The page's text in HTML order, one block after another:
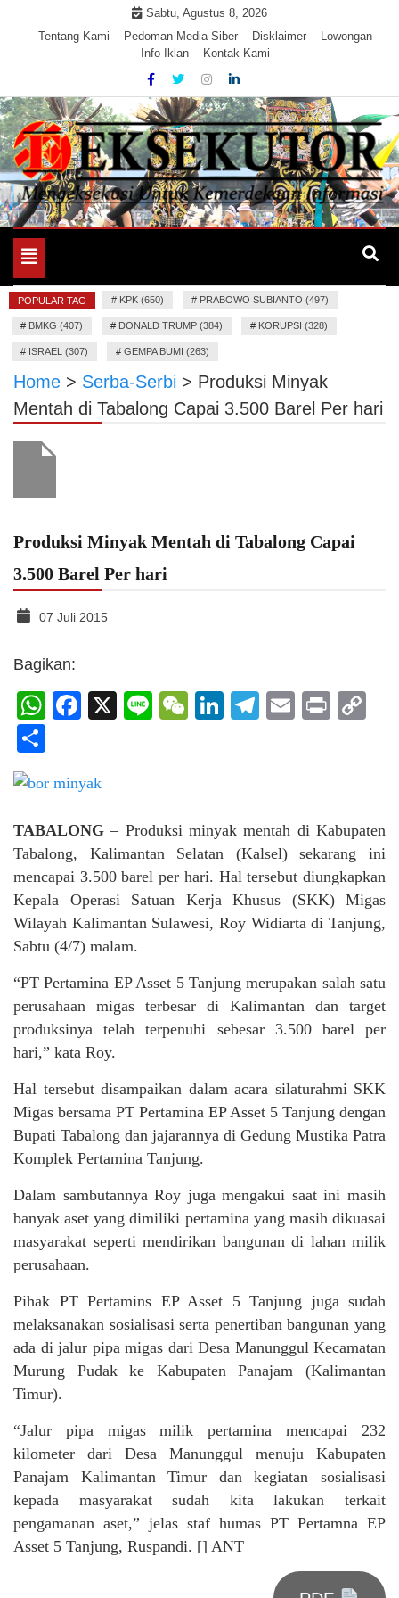
Sabtu, Agustus 8, 2026
Tentang Kami
Pedoman Media Siber Disklaimer
Lowongan
Info Iklan
Kontak Kami
EKSEKUTOR
Mengeksekusi Berita Untuk Kemerdekaan dan Keadilan
Toggle
navigation
POPULAR TAG # KPK (650) # PRABOWO SUBIANTO (497)
# BMKG (407) # DONALD TRUMP (384) # KORUPSI (328)
# ISRAEL (307) # GEMPA BUMI (263)
Home > Serba-Serbi > Produksi Minyak
Mentah di Tabalong Capai 3.500 Barel Per hari
Produksi Minyak Mentah di Tabalong Capai
3.500 Barel Per hari
07 Juli 2015
Bagikan:
WhatsApp
Facebook
X LineWeChat
LinkedIn
Telegram
Email
Print
TABALONG – Produksi minyak mentah di Kabupaten
Tabalong, Kalimantan Selatan (Kalsel) sekarang ini
mencapai 3.500 barel per hari. Hal tersebut diungkapkan
Kepala Operasi Satuan Kerja Khusus (SKK) Migas
Wilayah Kalimantan Sulawesi, Roy Widiarta di Tanjung,
Sabtu (4/7) malam.
“PT Pertamina EP Asset 5 Tanjung merupakan salah satu
perusahaan migas terbesar di Kalimantan dan target
produksinya telah terpenuhi sebesar 3.500 barel per
hari,” kata Roy.
Hal tersebut disampaikan dalam acara silaturahmi SKK
Migas bersama PT Pertamina EP Asset 5 Tanjung dengan
Bupati Tabalong dan jajarannya di Gedung Mustika Patra
Komplek Pertamina Tanjung.
Dalam sambutannya Roy juga mengakui saat ini masih
banyak aset yang dimiliki pertamina yang masih dikuasai
masyarakat seperti mendirikan bangunan di lahan milik
perusahaan.
Pihak PT Pertamins EP Asset 5 Tanjung juga sudah
melaksanakan sosialisasi serta penertiban bangunan yang
ada di jalur pipa migas dari Desa Manunggul Kecamatan
Murung Pudak ke Kabupaten Panajam (Kalimantan
Timur).
“Jalur pipa migas milik pertamina mencapai 232
kilometer dari Desa Manunggul menuju Kabupaten
Panajam Kalimantan Timur dan kegiatan sosialisasi
kepada masyarakat sudah kita lakukan terkait
pengamanan aset,” jelas staf humas PT Pertamna EP
Asset 5 Tanjung, Ruspandi. [] ANT